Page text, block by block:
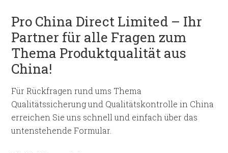
Pro China Direct Limited – Ihr
Partner für alle Fragen zum
Thema Produktqualität aus
China!
Für Rückfragen rund ums Thema
Qualitätssicherung und Qualitätskontrolle in China
erreichen Sie uns schnell und einfach über das
untenstehende Formular.